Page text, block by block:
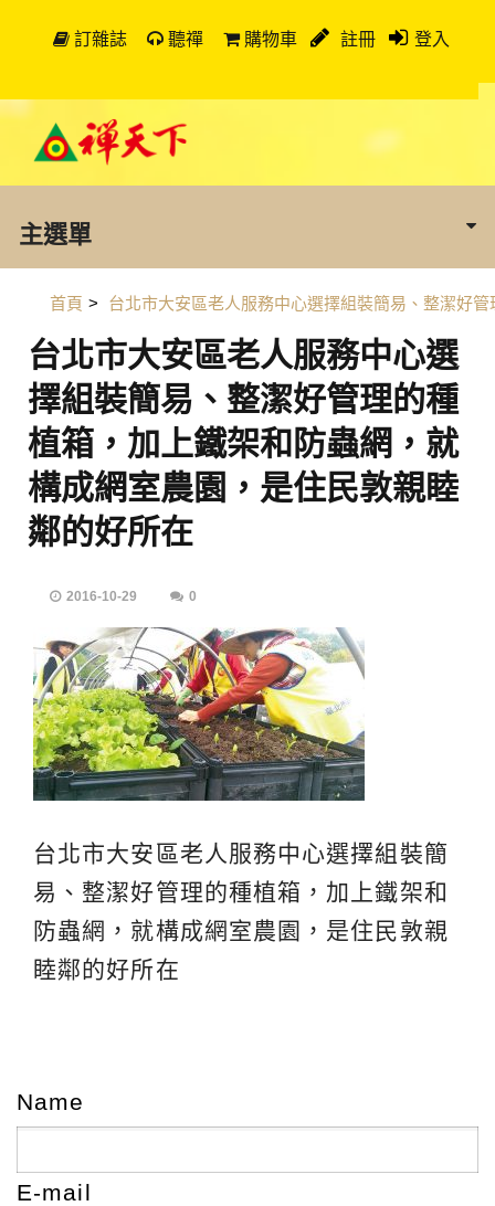
訂雜誌 聽禪 購物車 註冊 登入
主選單
首頁 > 台北市大安區老人服務中心選擇組裝簡易、整潔好管
台北市大安區老人服務中心選
擇組裝簡易、整潔好管理的種
植箱，加上鐵架和防蟲網，就
構成網室農園，是住民敦親睦
鄰的好所在
2016-10-29 0
台北市大安區老人服務中心選擇組裝簡
易、整潔好管理的種植箱，加上鐵架和
防蟲網，就構成網室農園，是住民敦親
睦鄰的好所在
Name
E-mail